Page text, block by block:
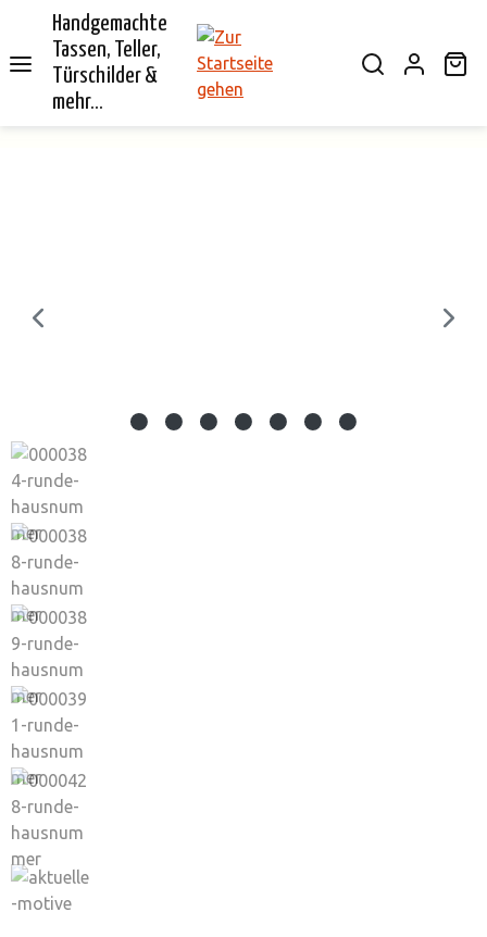
springen
Handgemachte
Tassen, Teller,
Türschilder &
mehr...